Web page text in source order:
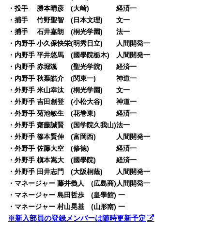
・投手 勝本晴彦 (大崎) 経済一
・捕手 竹野聖智 (日本文理) 文一
・捕手 石井嘉朗 (桐光学園) 法一
・内野手 小久保快栄(明秀日立) 人間開発一
・内野手 平井悠馬 (國學院栃木) 人間開発一
・内野手 赤堀颯 (聖光学院) 経済一
・内野手 秋葉皓介 (関東一) 神道一
・外野手 米山幸汰 (桐光学園) 文一
・外野手 吉田創登 (小松大谷) 神道一
・外野手 菊池敏生 (花巻東) 経済一
・外野手 齋藤誠賢 (国学院久我山)法一
・外野手 篠本賢伸 (富岡西) 人間開発一
・外野手 佐藤大空 (修徳) 経済一
・外野手 槇本嵩大 (國學院) 経済一
・外野手 田井志門 (大阪桐蔭) 人間開発一
・マネージャー 藤井義人 (広島商)人間開発一
・マネージャー 島田哲歩 (皇學館) 一
・マネージャー 村山晃基 (山形南) 一
※新入部員の登録メンバーは随時更新予定